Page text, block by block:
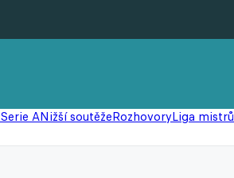
Serie ANižší soutěžeRozhovoryLiga mistrů